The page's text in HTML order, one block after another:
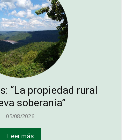
“La propiedad rural
soberanía”
05/08/2026
Leer más